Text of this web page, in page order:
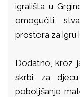
igrališta u
omogućiti
prostora za igru
Dodatno, kroz
skrbi za
poboljšanje